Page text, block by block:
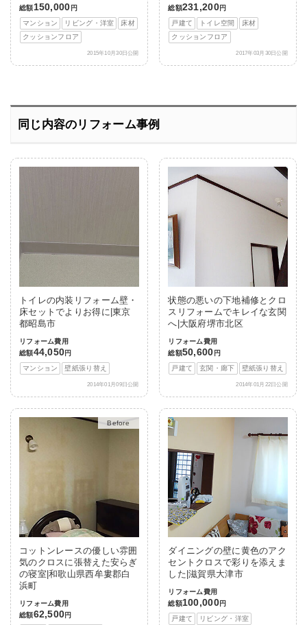
総額150,000 円
マンション
リビング・洋室
床材
クッションフロア
2015年10月30日公開
総額231,200円
戸建て
トイレ空間
床材
クッションフロア
2017年03月30日公開
同じ内容のリフォーム事例
トイレの内装リフォーム壁・
床セットでよりお得に|東京
都昭島市
リフォーム費用
総額44,050円
マンション
壁紙張り替え
2014年01月09日公開
状態の悪いの下地補修とクロ
スリフォームでキレイな玄関
へ|大阪府堺市北区
リフォーム費用
総額50,600 円
戸建て
玄関・廊下 壁紙張り替え
2014年01月22日公開
After
コットンレースの優しい雰囲
気のクロスに張替えた安らぎ
の寝室|和歌山県西牟婁郡白
浜町
リフォーム費用
総額62,500円
ダイニングの壁に黄色のアク
セントクロスで彩りを添えま
した|滋賀県大津市
リフォーム費用
総額100,000円
戸建て
リビング・洋室